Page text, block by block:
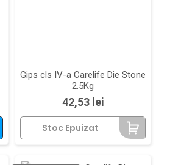
Gips cls IV-a Carelife Die Stone
2.5Kg
Pret
42,53 lei
Stoc Epuizat